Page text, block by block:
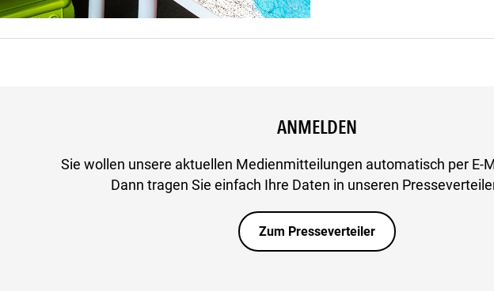
ANMELDEN
Sie wollen unsere aktuellen Medienmitteilungen automatisch per E-
Dann tragen Sie einfach Ihre Daten in unseren
Zum Presseverteiler